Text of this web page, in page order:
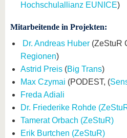
Hochschulallianz EUNICE)
Mitarbeitende in Projekten:
Dr. Andreas Huber (ZeStuR
Regionen)
Astrid Preis (Big Trans)
Max Czymai (PODEST, (
Freda Adiali
Dr. Friederike Rohde
Tamerat Orbach (ZeStuR)
Erik Burtchen (ZeStuR)